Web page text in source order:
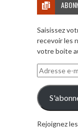
Saisissez
recevoir les
votre boite
Adresse
e-
mail
Rejoignez